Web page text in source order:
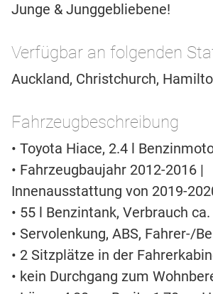
Junge & Junggebliebene!
Verfügbar an folgenden
Auckland, Christchurch,
Fahrzeugbeschreibung
• Toyota Hiace, 2.4 l
• Fahrzeugbaujahr 2012-2016 |
Innenausstattung von 2019-
• 55 l Benzintank, Verbrauch
• Servolenkung, ABS, Fahrer-/
• 2 Sitzplätze in der
• kein Durchgang zum